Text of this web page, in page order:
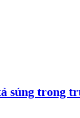
súng trong